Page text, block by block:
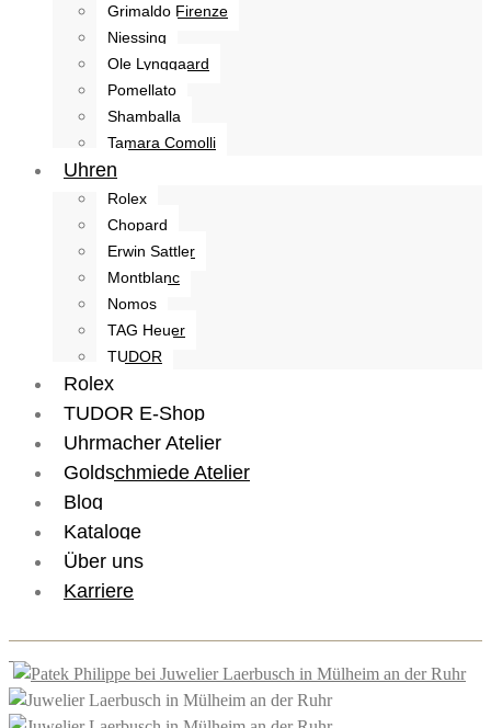
Grimaldo Firenze
Niessing
Ole Lynggaard
Pomellato
Shamballa
Tamara Comolli
Uhren
Rolex
Chopard
Erwin Sattler
Montblanc
Nomos
TAG Heuer
TUDOR
Rolex
TUDOR E-Shop
Uhrmacher Atelier
Goldschmiede Atelier
Blog
Kataloge
Über uns
Karriere